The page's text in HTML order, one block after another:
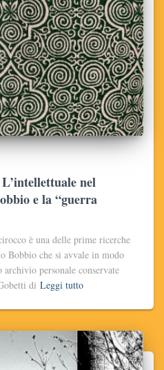
nel
e la “guerra
è una delle prime ricerche
Bobbio che si avvale in modo
personale conservate
di Leggi tutto